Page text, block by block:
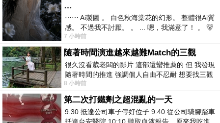
…
⋯⋯ Ai製圖 。 白色秋海棠花的幻形。 整體很Ai質
感。 不過我不討厭。 。 ... 嗯，我滿意了！ 。 🐻
昨中
7 小時前
隨著時間演進越來越難Match的三觀
很久沒看葳老闆的影片 這部還蠻推薦的 但 我發現
隨著時間的推進 強調個人自由不忍耐 想要找三觀
接近的不要說對象 連朋友都超
8 小時前
第二次打鐵劑之超混亂的一天
9:30 抵達公司車子停好位子 9:40 從公司騎腳踏車
抵達台安醫院 10:10 聽取血液報告。原來我吃進